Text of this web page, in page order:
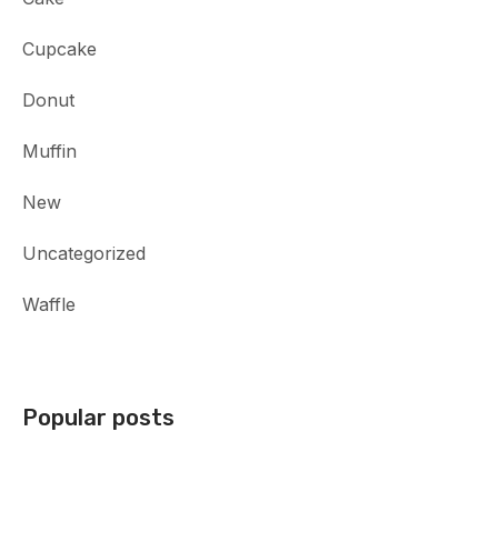
Cupcake
Donut
Muffin
New
Uncategorized
Waffle
Popular posts